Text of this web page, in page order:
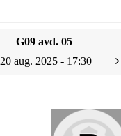
G09 avd. 05
20 aug. 2025 - 17:30